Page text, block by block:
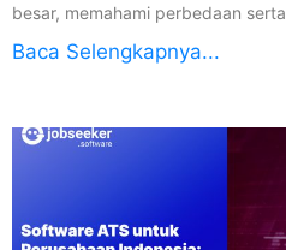
besar, memahami perbedaan serta
Baca Selengkapnya...